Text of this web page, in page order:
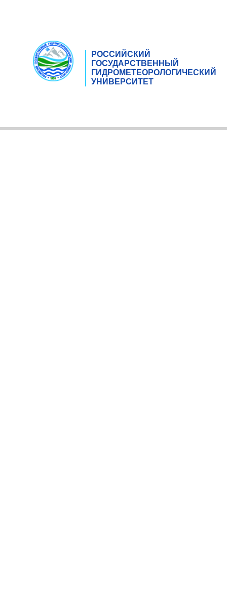
РОССИЙСКИЙ
ГОСУДАРСТВЕННЫЙ
ГИДРОМЕТЕОРОЛОГИЧЕСКИЙ
УНИВЕРСИТЕТ